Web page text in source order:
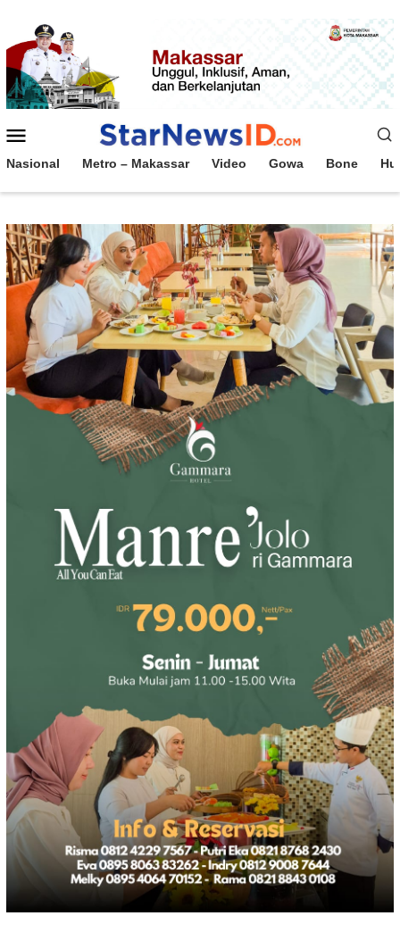
konten
Mobile
Nasional Metro – Makassar Video Gowa Bone